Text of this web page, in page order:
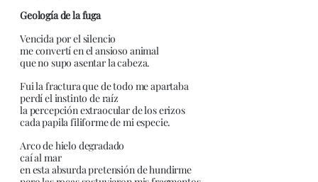
Geología de la fuga
Vencida por el silencio
me convertí en el ansioso animal
que no supo asentar la cabeza.
Fui la fractura que de todo me apartaba
perdí el instinto de raíz
la percepción extraocular de los erizos
cada papila filiforme de mi especie.
Arco de hielo degradado
caí al mar
en esta absurda pretensión de hundirme